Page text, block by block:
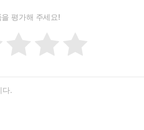
평가해 주세요!